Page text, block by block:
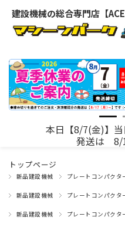
建設機械の総合専門店【
本日【8/7(金)】
発送は 8/
トップページ
新品建設機械 プレートコンパクタ
新品建設機械 プレートコンパクタ
新品建設機械 プレートコンパクタ